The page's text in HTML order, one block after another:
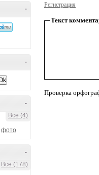
-
-
-
Все (4)
фото
-
Все (178)
Регистрация
Текст
Проверка